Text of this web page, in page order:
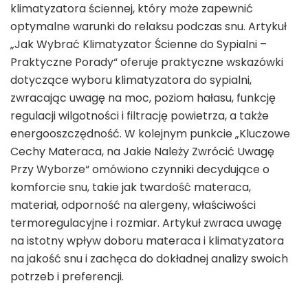
klimatyzatora ściennej, który może zapewnić
optymalne warunki do relaksu podczas snu. Artykuł
„Jak Wybrać Klimatyzator Ścienne do Sypialni –
Praktyczne Porady“ oferuje praktyczne wskazówki
dotyczące wyboru klimatyzatora do sypialni,
zwracając uwagę na moc, poziom hałasu, funkcję
regulacji wilgotności i filtrację powietrza, a także
energooszczędność. W kolejnym punkcie „Kluczowe
Cechy Materaca, na Jakie Należy Zwrócić Uwagę
Przy Wyborze“ omówiono czynniki decydujące o
komforcie snu, takie jak twardość materaca,
materiał, odporność na alergeny, właściwości
termoregulacyjne i rozmiar. Artykuł zwraca uwagę
na istotny wpływ doboru materaca i klimatyzatora
na jakość snu i zachęca do dokładnej analizy swoich
potrzeb i preferencji.